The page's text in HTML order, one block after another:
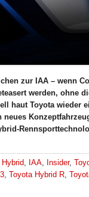
zur IAA – wenn
werden, ohne
haut Toyota wieder
neues
Hybrid, IAA, Insider,
, Toyota Hybrid R,